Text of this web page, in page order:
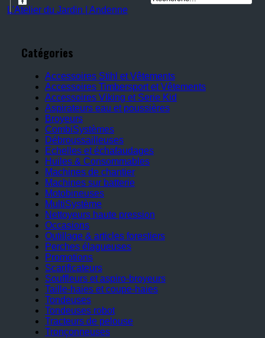
L'Atelier du Jardin | Andenne
Catégories
Accessoires Stihl et Vêtements
Accessoires Timbersport et Vêtements
Accessoires Viking et Serie Kid
Aspirateurs eau et poussières
Broyeurs
CombiSystèmes
Débroussailleuses
Echelles et échafaudages
Huiles & Consommables
Machines de chantier
Machines sur batterie
Motobineuses
MultiSystème
Nettoyeurs haute pression
Occasions
Outillage & articles forestiers
Perches élagueuses
Promotions
Scarificateurs
Souffleurs et aspiro-broyeurs
Taille-haies et coupe-haies
Tondeuses
Tondeuses robot
Tracteurs de pelouse
Tronçonneuses